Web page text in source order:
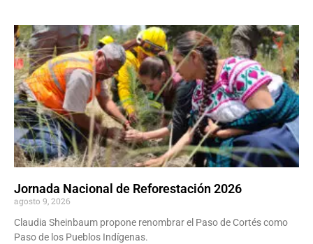
Jornada Nacional de Reforestación 2026
agosto 9, 2026
Claudia Sheinbaum propone renombrar el Paso de Cortés como
Paso de los Pueblos Indígenas.